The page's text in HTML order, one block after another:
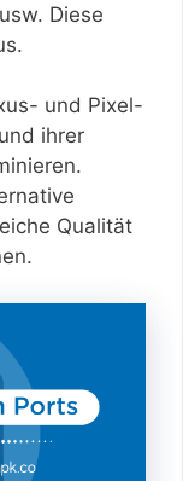
Diese
und Pixel-
ihrer
Qualität